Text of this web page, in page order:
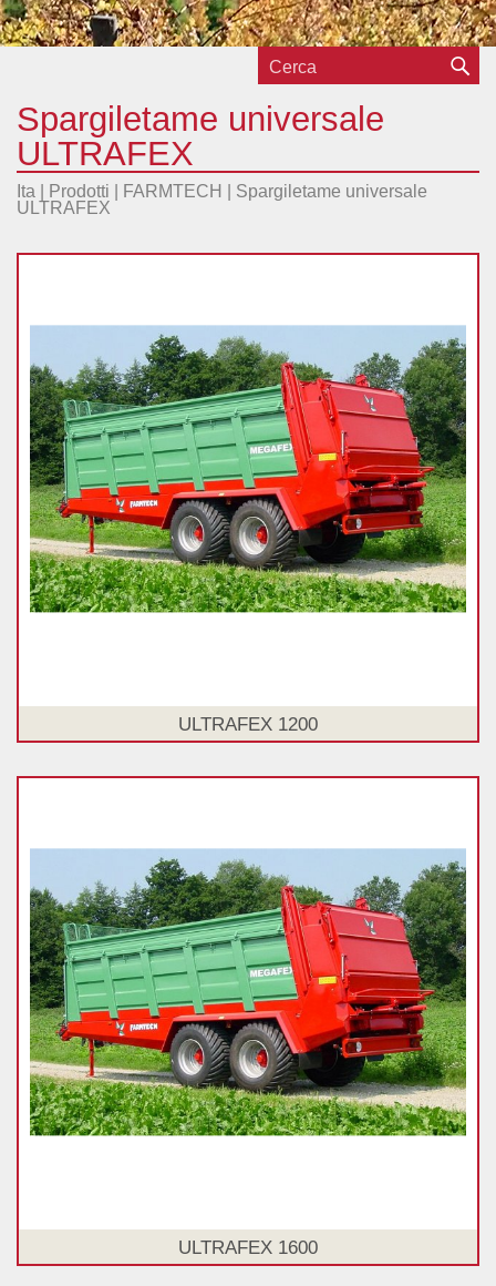
Spargiletame universale
ULTRAFEX
Ita | Prodotti FARMTECH
Spargiletame universale
ULTRAFEX
ULTRAFEX 1200
ULTRAFEX 1600